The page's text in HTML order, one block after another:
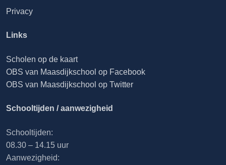
Privacy
Links
Scholen op de kaart
OBS van Maasdijkschool op Facebook
OBS van Maasdijkschool op Twitter
Schooltijden / aanwezigheid
Schooltijden:
08.30 – 14.15 uur
Aanwezigheid: